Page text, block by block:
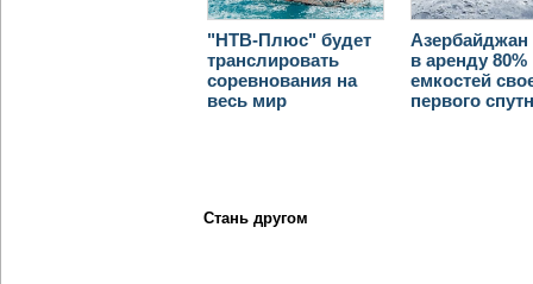
"НТВ-Плюс" будет
транслировать
соревнования на
весь мир
Азербайджан
в аренду 80%
емкостей
первого
Стань другом